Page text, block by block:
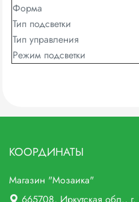
Форма
Тип подсветки
Тип управления
Режим подсветки
КООРДИНАТЫ
Магазин "Мозаика"
665708, Иркутская обл., г.